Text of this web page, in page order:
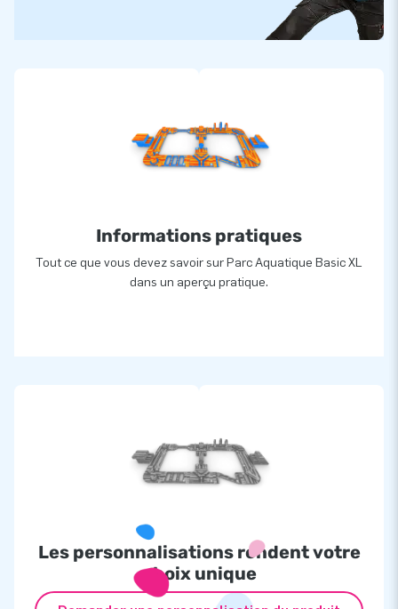
Informations pratiques
Tout ce que vous devez savoir sur Parc Aquatique Basic XL
dans un aperçu pratique.
Les personnalisations rendent votre
choix unique